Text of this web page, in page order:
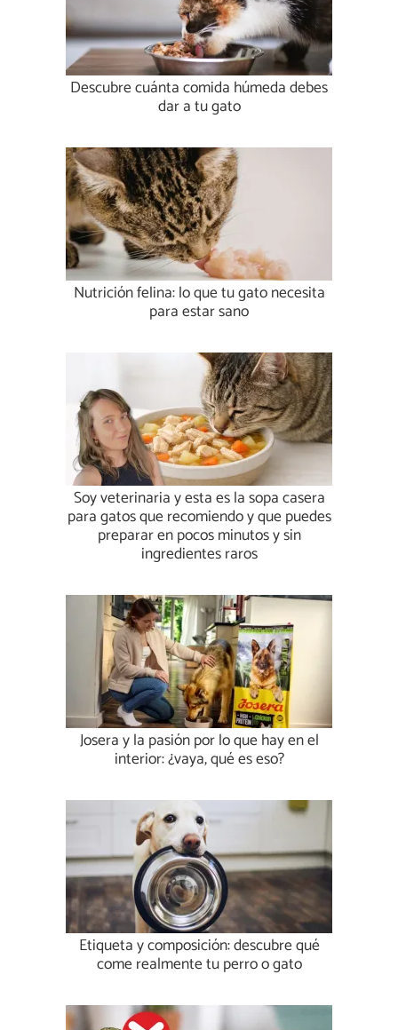
Descubre cuánta comida húmeda debes
dar a tu gato
Nutrición felina: lo que tu gato necesita
para estar sano
Soy veterinaria y esta es la sopa casera
para gatos que recomiendo y que puedes
preparar en pocos minutos y sin
ingredientes raros
Josera y la pasión por lo que hay en el
interior: ¿vaya, qué es eso?
Etiqueta y composición: descubre qué
come realmente tu perro o gato